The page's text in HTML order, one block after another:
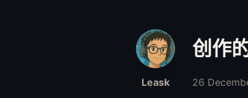
创作
Leask 26